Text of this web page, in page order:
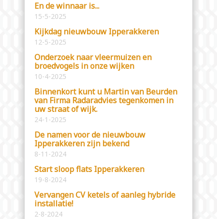
En de winnaar is...
15-5-2025
Kijkdag nieuwbouw Ipperakkeren
12-5-2025
Onderzoek naar vleermuizen en
broedvogels in onze wijken
10-4-2025
Binnenkort kunt u Martin van Beurden
van Firma Radaradvies tegenkomen in
uw straat of wijk.
24-1-2025
De namen voor de nieuwbouw
Ipperakkeren zijn bekend
8-11-2024
Start sloop flats Ipperakkeren
19-8-2024
Vervangen CV ketels of aanleg hybride
installatie!
2-8-2024